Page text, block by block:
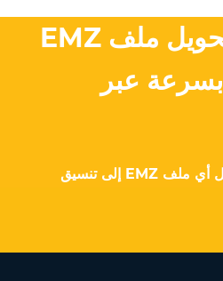
هل ترغب في تحويل ملف EMZ
إلى صيغة GIF بسرعة عبر
استخدم أداةنا المجانية لتحويل أي ملف EMZ إلى تنسيق